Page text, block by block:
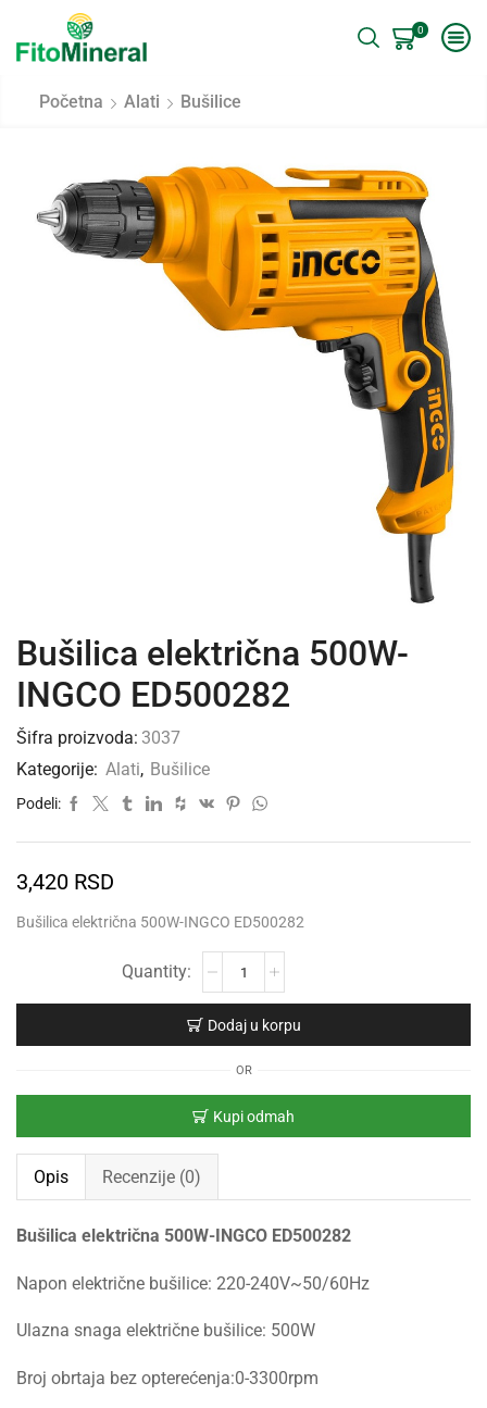
0
Početna Alati Bušilice
Bušilica električna 500W-
INGCO ED500282
Šifra proizvoda: 3037
Kategorije: Alati, Bušilice
Podeli:
3,420 RSD
Bušilica električna 500W-INGCO ED500282
Dodaj u korpu
OR
Kupi odmah
Opis Recenzije (0)
Bušilica električna 500W-INGCO ED500282
Napon električne bušilice: 220-240V~50/60Hz
Ulazna snaga električne bušilice: 500W
Broj obrtaja bez opterećenja:0-3300rpm